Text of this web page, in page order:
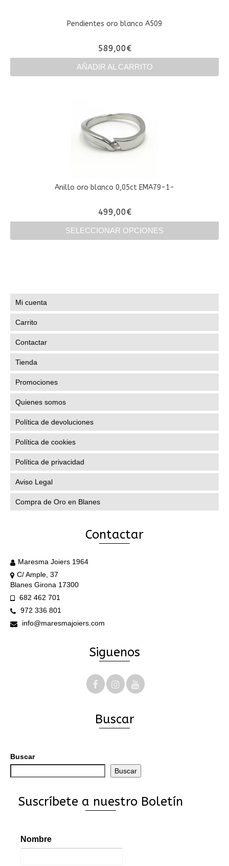
en
de
producto
Pendientes oro blanco A509
589,00€
AÑADIR AL CARRITO
Anillo oro blanco 0,05ct EMA79-1-
499,00€
SELECCIONAR OPCIONES
Las
se
Mi cuenta
Carrito
Contactar
Tienda
Promociones
Quienes somos
Política de devoluciones
Política de cookies
Política de privacidad
Aviso Legal
Compra de Oro en Blanes
Contactar
Maresma Joiers 1964
C/ Ample, 37
Blanes Girona 17300
682 462 701
972 336 801
info@maresmajoiers.com
Siguenos
Buscar
Buscar
Buscar
Suscríbete a nuestro Boletín
Nombre